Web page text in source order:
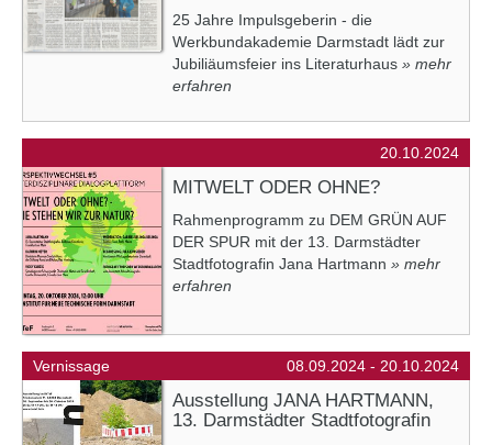
25 Jahre Impulsgeberin - die
Werkbundakademie Darmstadt lädt zur
Jubiliäumsfeier ins Literaturhaus » mehr
erfahren
20.10.2024
MITWELT ODER OHNE?
Rahmenprogramm zu DEM GRÜN AUF
DER SPUR mit der 13. Darmstädter
Stadtfotografin Jana Hartmann » mehr
erfahren
Vernissage 08.09.2024 - 20.10.2024
Ausstellung JANA HARTMANN,
13. Darmstädter Stadtfotografin